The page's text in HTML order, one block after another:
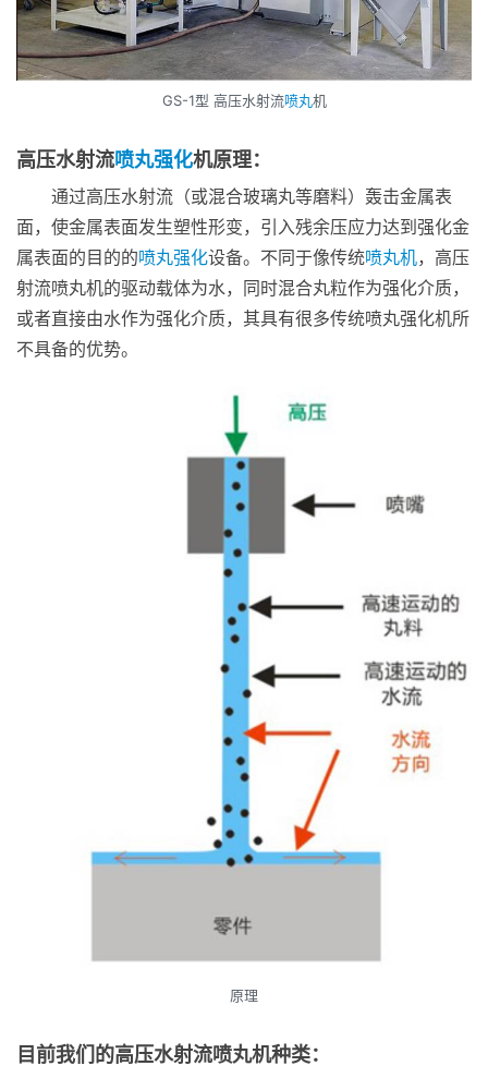
GS-1型 高压水射流喷丸机
高压水射流喷丸强化机原理：
通过高压水射流（或混合玻璃丸等磨料）轰击金属表
面，使金属表面发生塑性形变，引入残余压应力达到强化金
属表面的目的的喷丸强化设备。不同于像传统喷丸机，高压
射流喷丸机的驱动载体为水，同时混合丸粒作为强化介质，
或者直接由水作为强化介质，其具有很多传统喷丸强化机所
不具备的优势。
原理
目前我们的高压水射流喷丸机种类：